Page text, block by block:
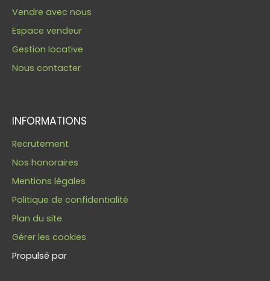
Vendre avec nous
Espace vendeur
Gestion locative
Nous contacter
INFORMATIONS
Recrutement
Nos honoraires
Mentions légales
Politique de confidentialité
Plan du site
Gérer les cookies
Propulsé par